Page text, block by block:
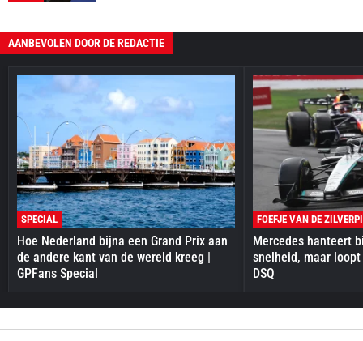
AANBEVOLEN DOOR DE REDACTIE
SPECIAL
Hoe Nederland bijna een Grand Prix aan
de andere kant van de wereld kreeg |
GPFans Special
FOEFJE VAN DE
Mercedes hanteert
snelheid, maar
DSQ